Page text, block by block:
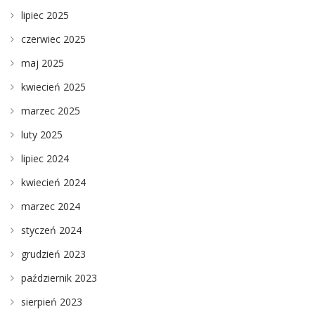
lipiec 2025
czerwiec 2025
maj 2025
kwiecień 2025
marzec 2025
luty 2025
lipiec 2024
kwiecień 2024
marzec 2024
styczeń 2024
grudzień 2023
październik 2023
sierpień 2023